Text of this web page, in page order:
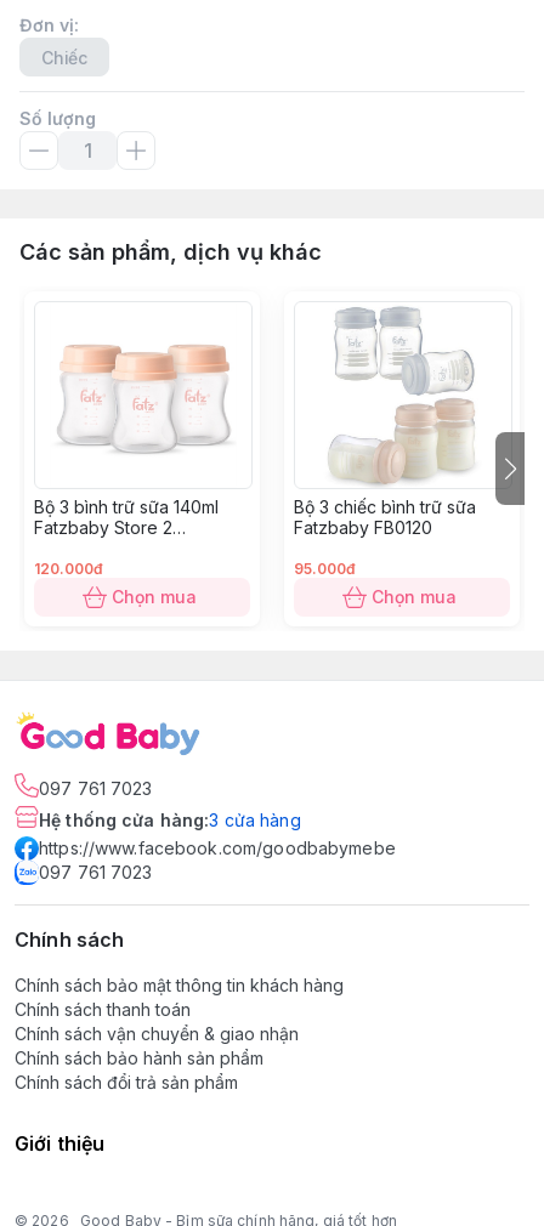
Đơn vị:
Chiếc
Số lượng
Các sản phẩm, dịch vụ khác
Bộ 3 bình trữ sữa 140ml
Fatzbaby Store 2
120.000đ
Chọn mua
Bộ 3 chiếc bình trữ sữa
Fatzbaby FB0120
95.000đ
Chọn mua
097 761 7023
Hệ thống cửa hàng:3 cửa hàng
https://www.facebook.com/goodbabymebe
097 761 7023
Chính sách
Chính sách bảo mật thông tin khách hàng
Chính sách thanh toán
Chính sách vận chuyển & giao nhận
Chính sách bảo hành sản phẩm
Chính sách đổi trả sản phẩm
Giới thiệu
© 2026 Good Baby - Bỉm sữa chính hãng, giá tốt hơn